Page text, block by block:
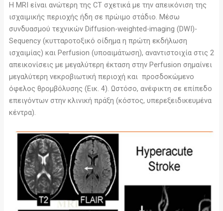
Η MRI είναι ανώτερη της CT σχετικά με την απεικόνιση της
ισχαιμικής περιοχής ήδη σε πρώιμο στάδιο. Μέσω
συνδυασμού τεχνικών Diffusion-weighted-imaging (DWI)-
Sequency (κυτταροτοξικό οίδημα η πρώτη εκδήλωση
ισχαιμίας) και Perfusion (υποαιμάτωση), αναντιστοιχία στις 2
απεικονίσεις με μεγαλύτερη έκταση στην Perfusion σημαίνει
μεγαλύτερη νεκροβιωτική περιοχή και προσδοκώμενο
όφελος θρομβόλυσης (Εικ. 4). Ωστόσο, ανέφικτη σε επίπεδο
επειγόντων στην κλινική πράξη (κόστος, υπερεξειδικευμένα
κέντρα).